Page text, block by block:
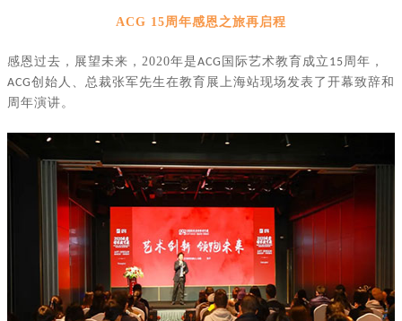
ACG 15 周年感恩之旅再启程
感恩过去，展望未来， 2020年是ACG 国际艺术教育成立 15 周年，
ACG创始人、总裁张军先生在教育展上海站现场发表了开幕致辞和
周年演讲。